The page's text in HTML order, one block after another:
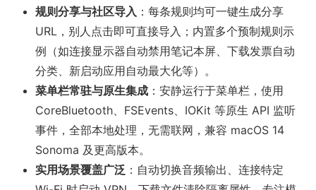
规则分享与社区导入 ：每条规则均可一键生成分享
URL，别人点击即可直接导入；内置多个预制规则示
例（如连接显示器自动禁用笔记本屏、下载发票自动
分类、新启动应用自动最大化等）。
菜单栏常驻与原生集成 ：安静运行于菜单栏，使用
CoreBluetooth、FSEvents、IOKit 等原生 API 监听
事件，全部本地处理，无需联网，兼容 macOS 14
Sonoma 及更高版本。
实用场景覆盖广泛 ：自动切换音频输出、连接特定